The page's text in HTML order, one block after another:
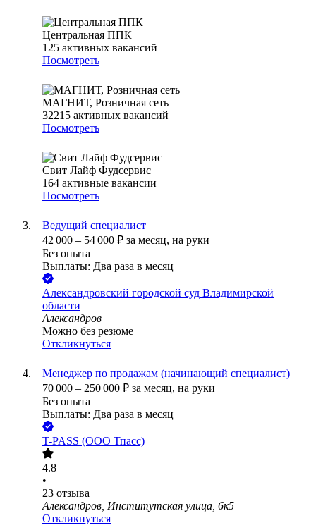
Центральная ППК
125 активных вакансий
Посмотреть
МАГНИТ, Розничная сеть
32215 активных вакансий
Посмотреть
Свит Лайф Фудсервис
164 активные вакансии
Посмотреть
Ведущий специалист
42 000 – 54 000 ₽ за месяц, на руки
Без опыта
Выплаты: Два раза в месяц
Александровский городской суд Владимирской
области
Александров
Можно без резюме
Откликнуться
Менеджер по продажам (начинающий специалист)
70 000 – 250 000 ₽ за месяц, на руки
Без опыта
Выплаты: Два раза в месяц
T-PASS (ООО Тпасс)
4.8
•
23 отзыва
Александров, Институтская улица, 6к5
Откликнуться